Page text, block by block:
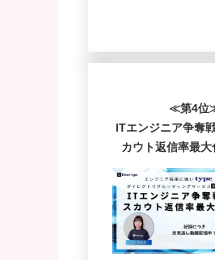
≪第4位
ITエンジニア争奪
カウト返信率最大